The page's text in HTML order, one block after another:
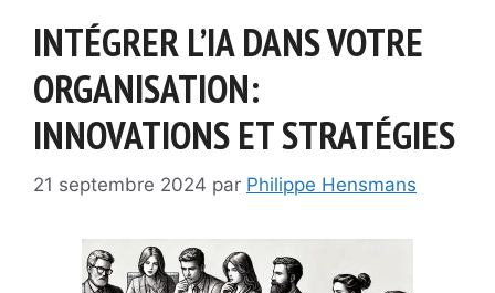
INTÉGRER L’IA DANS VOTRE
ORGANISATION:
INNOVATIONS ET STRATÉGIES
21 septembre 2024 par Philippe Hensmans